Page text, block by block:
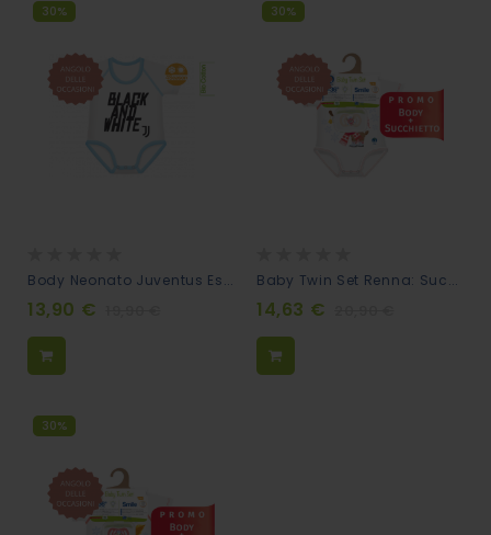
30%
0% Body Neonato Juventus Estensibile 0-36m - Black And White
13,90 €
30%
0% Baby Twin Set Renna: Succhietto + Body Neonato Coordinati
14,63 €
30%